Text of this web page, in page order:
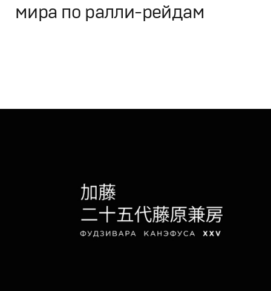
мира по ралли-рейдам